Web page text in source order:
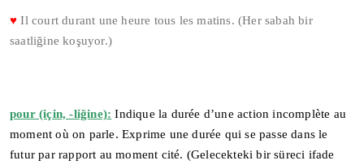
♥ Il court durant une heure tous les matins. (Her sabah bir
saatliğine koşuyor.)
pour (için, -liğine): Indique la durée d’une action incomplète au
moment où on parle. Exprime une durée qui se passe dans le
futur par rapport au moment cité. (Gelecekteki bir süreci ifade